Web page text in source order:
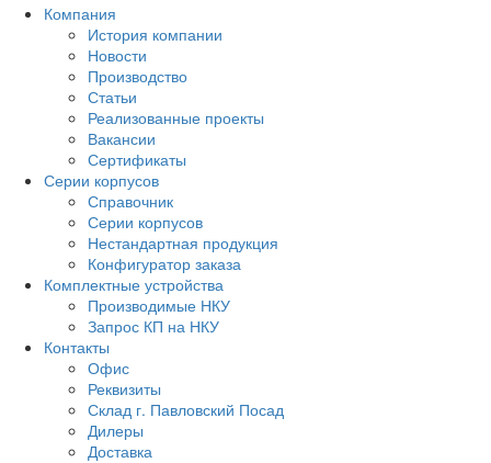
Компания
История компании
Новости
Производство
Статьи
Реализованные проекты
Вакансии
Сертификаты
Серии корпусов
Справочник
Серии корпусов
Нестандартная продукция
Конфигуратор заказа
Комплектные устройства
Производимые НКУ
Запрос КП на НКУ
Контакты
Офис
Реквизиты
Склад г. Павловский Посад
Дилеры
Доставка